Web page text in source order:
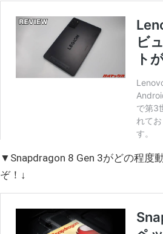
▼Snapdragon 8 Gen 3がどの程度
ぞ！↓